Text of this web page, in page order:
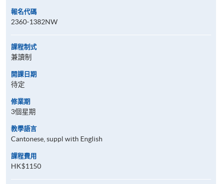
報名代碼
2360-1382NW
課程制式
兼讀制
開課日期
待定
修業期
3個星期
教學語言
Cantonese, suppl with English
課程費用
HK$1150